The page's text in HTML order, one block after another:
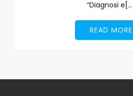
“Diagnosi
READ MORE